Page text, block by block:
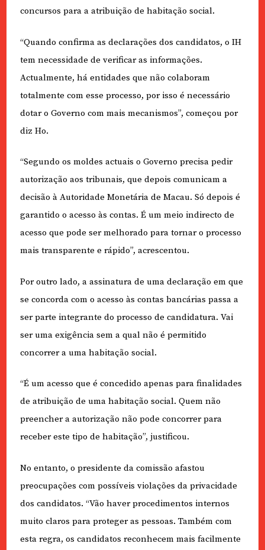
concursos para a atribuição de habitação social.
“Quando confirma as declarações dos candidatos, o IH
tem necessidade de verificar as informações.
Actualmente, há entidades que não colaboram
totalmente com esse processo, por isso é necessário
dotar o Governo com mais mecanismos”, começou por
diz Ho.
“Segundo os moldes actuais o Governo precisa pedir
autorização aos tribunais, que depois comunicam a
decisão à Autoridade Monetária de Macau. Só depois é
garantido o acesso às contas. É um meio indirecto de
acesso que pode ser melhorado para tornar o processo
mais transparente e rápido”, acrescentou.
Por outro lado, a assinatura de uma declaração em que
se concorda com o acesso às contas bancárias passa a
ser parte integrante do processo de candidatura. Vai
ser uma exigência sem a qual não é permitido
concorrer a uma habitação social.
“É um acesso que é concedido apenas para finalidades
de atribuição de uma habitação social. Quem não
preencher a autorização não pode concorrer para
receber este tipo de habitação”, justificou.
No entanto, o presidente da comissão afastou
preocupações com possíveis violações da privacidade
dos candidatos. “Vão haver procedimentos internos
muito claros para proteger as pessoas. Também com
esta regra, os candidatos reconhecem mais facilmente